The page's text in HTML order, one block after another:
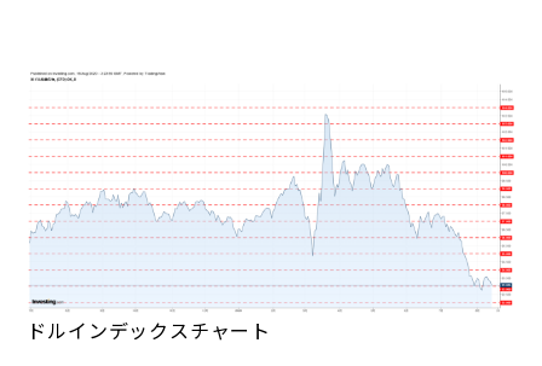
ドルインデックスチャート